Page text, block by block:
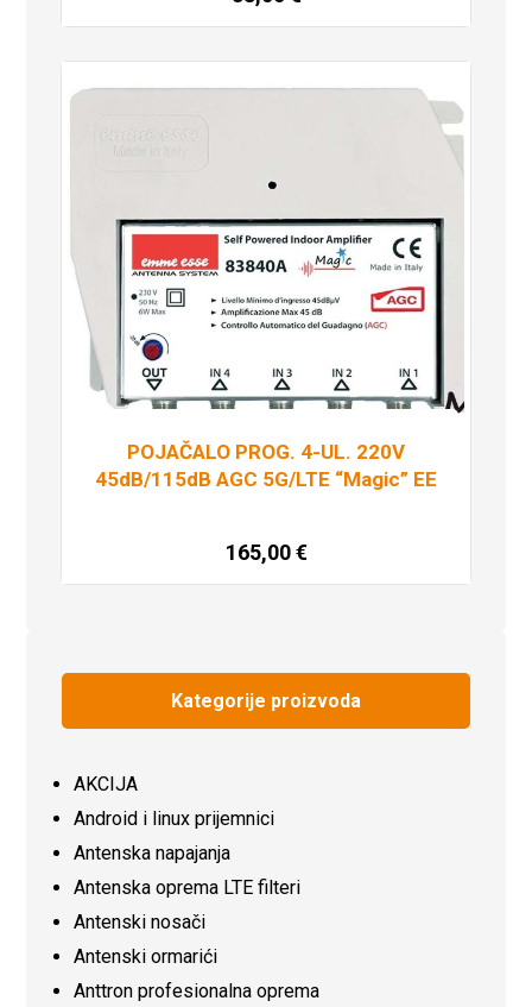
POJAČALO PROG. 4-UL. 220V
45dB/115dB AGC 5G/LTE “Magic” EE
165,00€
Dodaj u košaricu
Kategorije proizvoda
AKCIJA
Android i linux prijemnici
Antenska napajanja
Antenska oprema LTE filteri
Antenski nosači
Antenski ormarići
Anttron profesionalna oprema